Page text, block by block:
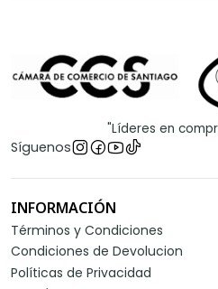
"Líderes en
Síguenos
INFORMACIÓN
Términos y Condiciones
Condiciones de Devolucion
Políticas de Privacidad